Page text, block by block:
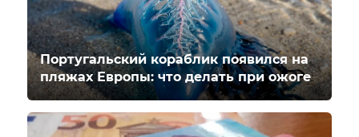
Португальский кораблик появился на
пляжах Европы: что делать при ожоге